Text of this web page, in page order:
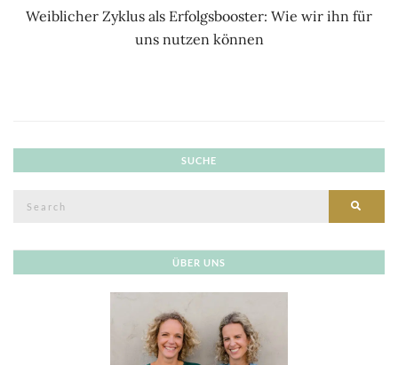
Weiblicher Zyklus als Erfolgsbooster: Wie wir ihn für
uns nutzen können
SUCHE
ÜBER UNS